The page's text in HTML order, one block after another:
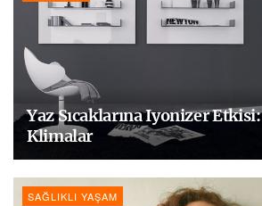
Yaz Sıcaklarına Iyonizer
Klimalar
SAĞLIKLI YAŞAM